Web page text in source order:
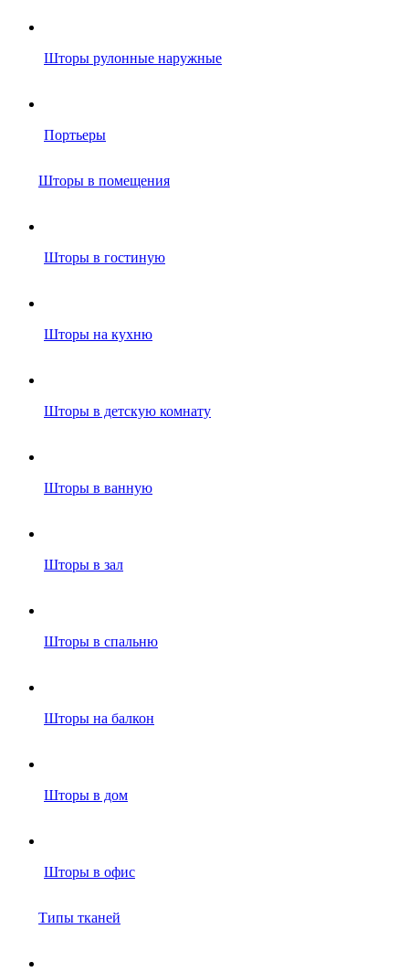
Шторы рулонные наружные
Портьеры
Шторы в помещения
Шторы в гостиную
Шторы на кухню
Шторы в детскую комнату
Шторы в ванную
Шторы в зал
Шторы в спальню
Шторы на балкон
Шторы в дом
Шторы в офис
Типы тканей